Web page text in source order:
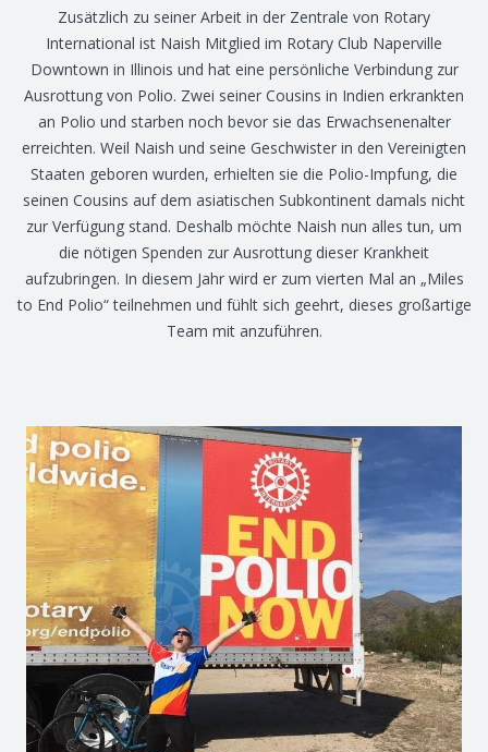
Zusätzlich zu seiner Arbeit in der Zentrale von Rotary
International ist Naish Mitglied im Rotary Club Naperville
Downtown in Illinois und hat eine persönliche Verbindung zur
Ausrottung von Polio. Zwei seiner Cousins in Indien erkrankten
an Polio und starben noch bevor sie das Erwachsenenalter
erreichten. Weil Naish und seine Geschwister in den Vereinigten
Staaten geboren wurden, erhielten sie die Polio-Impfung, die
seinen Cousins auf dem asiatischen Subkontinent damals nicht
zur Verfügung stand. Deshalb möchte Naish nun alles tun, um
die nötigen Spenden zur Ausrottung dieser Krankheit
aufzubringen. In diesem Jahr wird er zum vierten Mal an „Miles
to End Polio“ teilnehmen und fühlt sich geehrt, dieses großartige
Team mit anzuführen.